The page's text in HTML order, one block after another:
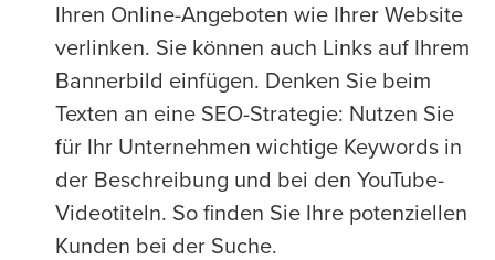
Ihren Online-Angeboten wie Ihrer Website
verlinken. Sie können auch Links auf Ihrem
Bannerbild einfügen. Denken Sie beim
Texten an eine SEO-Strategie: Nutzen Sie
für Ihr Unternehmen wichtige Keywords in
der Beschreibung und bei den YouTube-
Videotiteln. So finden Sie Ihre potenziellen
Kunden bei der Suche.